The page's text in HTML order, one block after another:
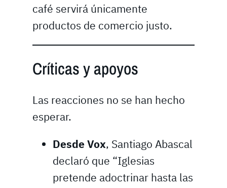
café servirá únicamente
productos de comercio justo.
Críticas y apoyos
Las reacciones no se han hecho
esperar.
Desde Vox, Santiago Abascal
declaró que “Iglesias
pretende adoctrinar hasta las